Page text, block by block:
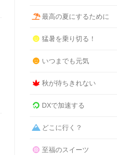
最高の夏にするために
猛暑を乗り切る！
いつまでも元気
秋が待ちきれない
DXで加速する
どこに行く？
至福のスイーツ